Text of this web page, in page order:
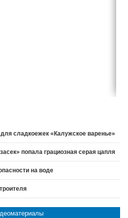
сладкоежек «Калужское варенье»
попала грациозная серая цапля
на воде